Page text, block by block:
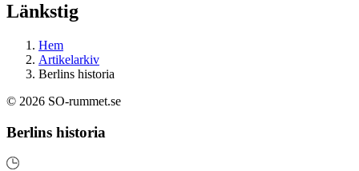
Länkstig
Hem
Artikelarkiv
Berlins historia
© 2026 SO-rummet.se
Berlins historia